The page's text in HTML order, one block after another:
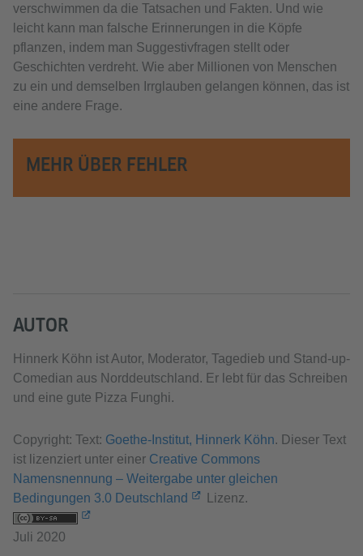
verschwimmen da die Tatsachen und Fakten. Und wie
leicht kann man falsche Erinnerungen in die Köpfe
pflanzen, indem man Suggestivfragen stellt oder
Geschichten verdreht. Wie aber Millionen von Menschen
zu ein und demselben Irrglauben gelangen können, das ist
eine andere Frage.
MEHR ÜBER FEHLER
AUTOR
Hinnerk Köhn ist Autor, Moderator, Tagedieb und Stand-up-
Comedian aus Norddeutschland. Er lebt für das Schreiben
und eine gute Pizza Funghi.
Copyright: Text: Goethe-Institut, Hinnerk Köhn. Dieser Text
ist lizenziert unter einer Creative Commons
Namensnennung – Weitergabe unter gleichen
Bedingungen 3.0 Deutschland
Lizenz.
Juli 2020